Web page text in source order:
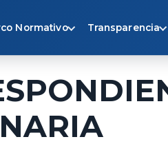
Normativo Transparencia